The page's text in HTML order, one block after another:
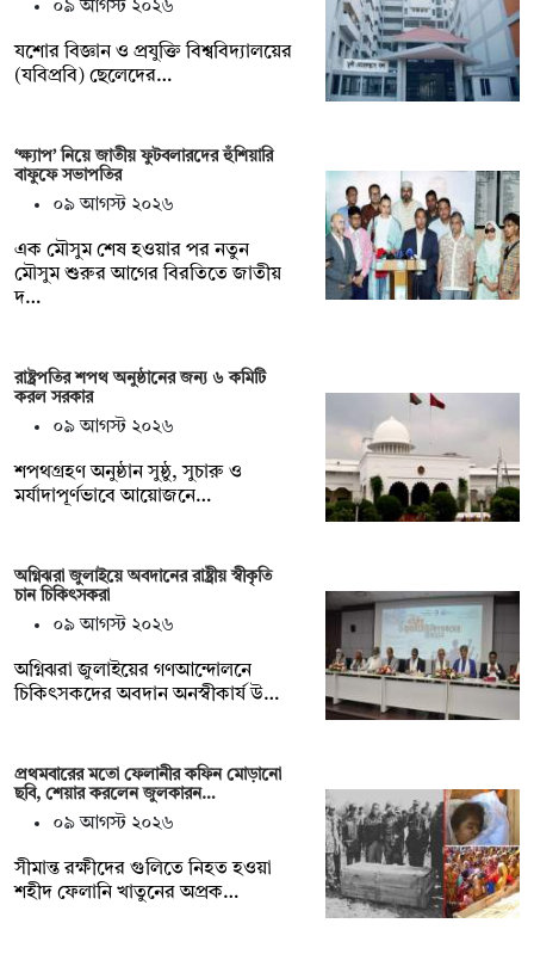
০৯ আগস্ট ২০২৬
যশোর বিজ্ঞান ও প্রযুক্তি বিশ্ববিদ্যালয়ের
(যবিপ্রবি) ছেলেদের…
‘ক্ষ্যাপ’ নিয়ে জাতীয় ফুটবলারদের হুঁশিয়ারি
বাফুফে সভাপতির
০৯ আগস্ট ২০২৬
এক মৌসুম শেষ হওয়ার পর নতুন
মৌসুম শুরুর আগের বিরতিতে জাতীয়
দ…
রাষ্ট্রপতির শপথ অনুষ্ঠানের জন্য ৬ কমিটি
করল সরকার
০৯ আগস্ট ২০২৬
শপথগ্রহণ অনুষ্ঠান সুষ্ঠু, সুচারু ও
মর্যাদাপূর্ণভাবে আয়োজনে…
অগ্নিঝরা জুলাইয়ে অবদানের রাষ্ট্রীয় স্বীকৃতি
চান চিকিৎসকরা
০৯ আগস্ট ২০২৬
অগ্নিঝরা জুলাইয়ের গণআন্দোলনে
চিকিৎসকদের অবদান অনস্বীকার্য উ…
প্রথমবারের মতো ফেলানীর কফিন মোড়ানো
ছবি, শেয়ার করলেন জুলকারন…
০৯ আগস্ট ২০২৬
সীমান্ত রক্ষীদের গুলিতে নিহত হওয়া
শহীদ ফেলানি খাতুনের অপ্রক…